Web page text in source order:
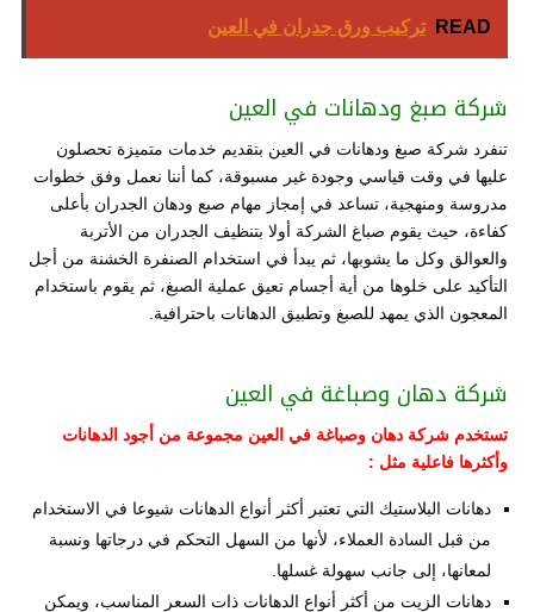
READ تركيب ورق جدران في العين
شركة صبغ ودهانات في العين
تنفرد شركة صبغ ودهانات في العين بتقديم خدمات متميزة تحصلون
عليها في وقت قياسي وجودة غير مسبوقة، كما أننا نعمل وفق خطوات
مدروسة ومنهجية، تساعد في إمجاز مهام صبع ودهان الجدران بأعلى
كفاءة، حيث يقوم صباغ الشركة أولا بتنظيف الجدران من الأتربة
والعوالق وكل ما يشوبها، ثم يبدأ في استخدام الصنفرة الخشنة من أجل
التأكيد على خلوها من أية أجسام تعيق عملية الصبغ، ثم يقوم باستخدام
المعجون الذي يمهد للصبغ وتطبيق الدهانات باحترافية.
شركة دهان وصباغة في العين
تستخدم شركة دهان وصباغة في العين مجموعة من أجود الدهانات
وأكثرها فاعلية مثل :
دهانات البلاستيك التي تعتبر أكثر أنواع الدهانات شيوعا في الاستخدام
من قبل السادة العملاء، لأنها من السهل التحكم في درجاتها ونسبة
لمعانها، إلى جانب سهولة غسلها.
دهانات الزيت من أكثر أنواع الدهانات ذات السعر المناسب، ويمكن